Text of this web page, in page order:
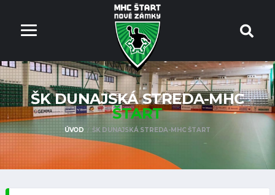
ŠK DUNAJSKÁ STREDA-MHC
ŠTART
ÚVOD ŠK DUNAJSKÁ STREDA-MHC ŠTART